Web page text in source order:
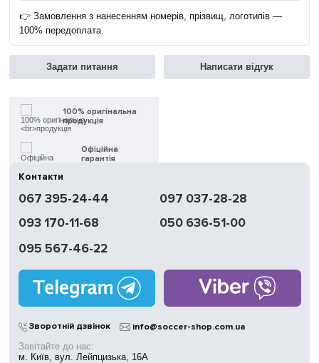
👉 Замовлення з нанесенням номерів, прізвищ, логотипів —
100% передоплата.
Задати питання Написати відгук
100% оригінальна
продукція
Офіційна
гарантія
доставка
Обмін | Повернення
без вихідних
у Києві
Контакти
067 395-24-44
097 037-28-28
093 170-11-68
050 636-51-00
095 567-46-22
Зворотній дзвінок info@soccer-shop.com.ua
Завітайте до нас:
м. Київ, вул. Лейпцизька, 16А